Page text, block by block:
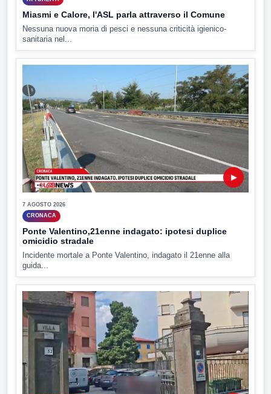
Miasmi e Calore, l'ASL parla attraverso il Comune
Nessuna nuova moria di pesci e nessuna criticità igienico-
sanitaria nel...
▶
7 AGOSTO 2026
CRONACA
Ponte Valentino,21enne indagato: ipotesi duplice
omicidio stradale
Incidente mortale a Ponte Valentino, indagato il 21enne alla
guida...